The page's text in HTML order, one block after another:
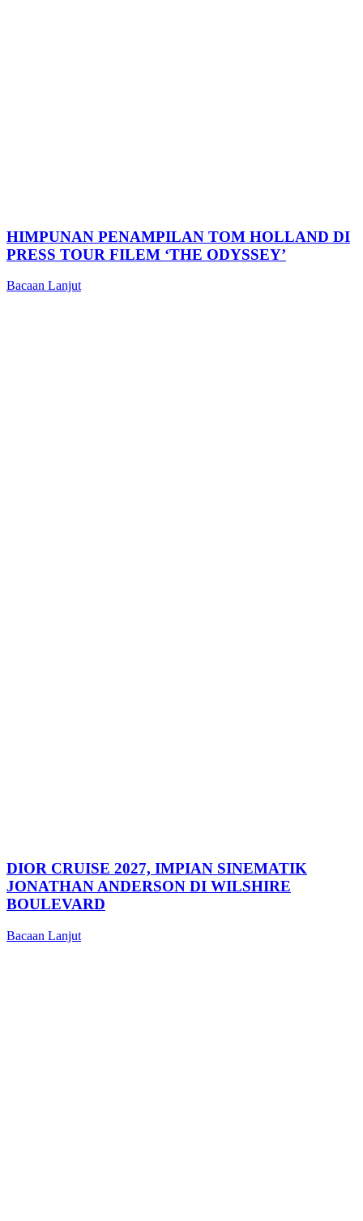
HIMPUNAN PENAMPILAN TOM HOLLAND DI
PRESS TOUR FILEM ‘THE ODYSSEY’
Bacaan Lanjut
DIOR CRUISE 2027, IMPIAN SINEMATIK
JONATHAN ANDERSON DI WILSHIRE
BOULEVARD
Bacaan Lanjut